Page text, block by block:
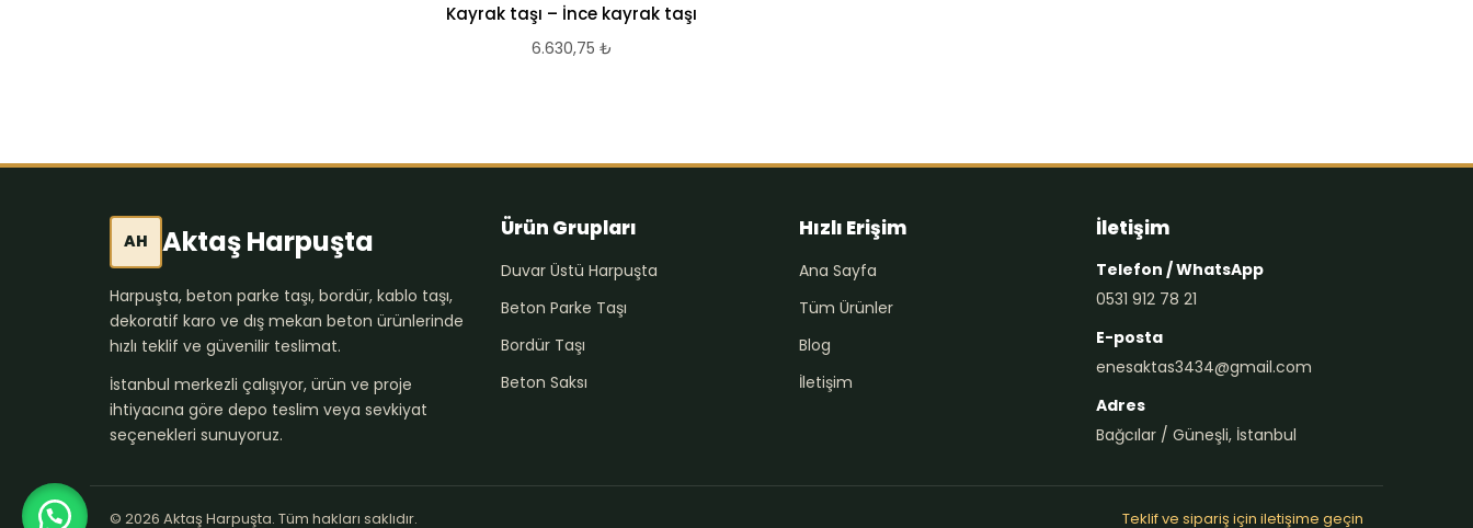
Kayrak taşı – İnce kayrak taşı
6.630,75 ₺
AH Aktaş Harpuşta
Harpuşta, beton parke taşı, bordür, kablo taşı,
dekoratif karo ve dış mekan beton ürünlerinde
hızlı teklif ve güvenilir teslimat.
İstanbul merkezli çalışıyor, ürün ve proje
ihtiyacına göre depo teslim veya sevkiyat
seçenekleri sunuyoruz.
Ürün Grupları
Duvar Üstü Harpuşta
Beton Parke Taşı
Bordür Taşı
Beton Saksı
Hızlı Erişim
Ana Sayfa
Tüm Ürünler
Blog
İletişim
İletişim
Telefon / WhatsApp
0531 912 78 21
E-posta
enesaktas3434@gmail.com
Adres
Bağcılar / Güneşli, İstanbul
© 2026 Aktaş Harpuşta. Tüm hakları saklıdır. Teklif ve sipariş için iletişime geçin